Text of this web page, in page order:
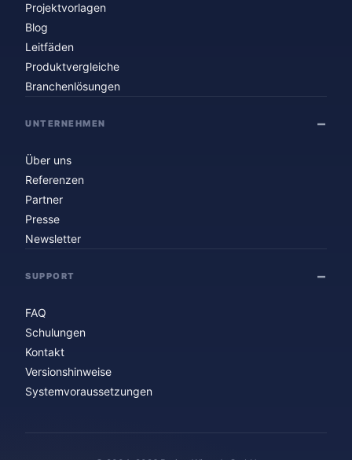
Projektvorlagen
Blog
Leitfäden
Produktvergleiche
Branchenlösungen
UNTERNEHMEN
Über uns
Referenzen
Partner
Presse
Newsletter
SUPPORT
FAQ
Schulungen
Kontakt
Versionshinweise
Systemvoraussetzungen